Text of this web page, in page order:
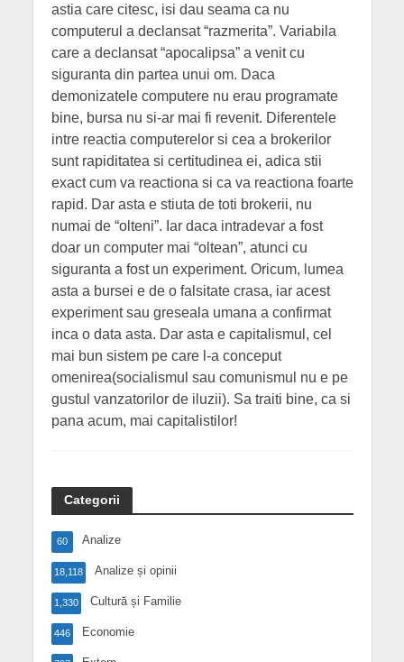
astia care citesc, isi dau seama ca nu
computerul a declansat “razmerita”. Variabila
care a declansat “apocalipsa” a venit cu
siguranta din partea unui om. Daca
demonizatele computere nu erau programate
bine, bursa nu si-ar mai fi revenit. Diferentele
intre reactia computerelor si cea a brokerilor
sunt rapiditatea si certitudinea ei, adica stii
exact cum va reactiona si ca va reactiona foarte
rapid. Dar asta e stiuta de toti brokerii, nu
numai de “olteni”. Iar daca intradevar a fost
doar un computer mai “oltean”, atunci cu
siguranta a fost un experiment. Oricum, lumea
asta a bursei e de o falsitate crasa, iar acest
experiment sau greseala umana a confirmat
inca o data asta. Dar asta e capitalismul, cel
mai bun sistem pe care l-a conceput
omenirea(socialismul sau comunismul nu e pe
gustul vanzatorilor de iluzii). Sa traiti bine, ca si
pana acum, mai capitalistilor!
Categorii
Analize
60
Analize și opinii
18,118
Cultură și Familie
1,330
Economie
446